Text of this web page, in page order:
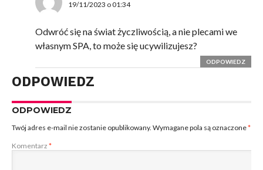
19/11/2023 o 01:34
Odwróć się na świat życzliwością, a nie plecami we
własnym SPA, to może się ucywilizujesz?
ODPOWIEDZ
ODPOWIEDZ
ODPOWIEDZ
Twój adres e-mail nie zostanie opublikowany. Wymagane pola są oznaczone*
Komentarz *